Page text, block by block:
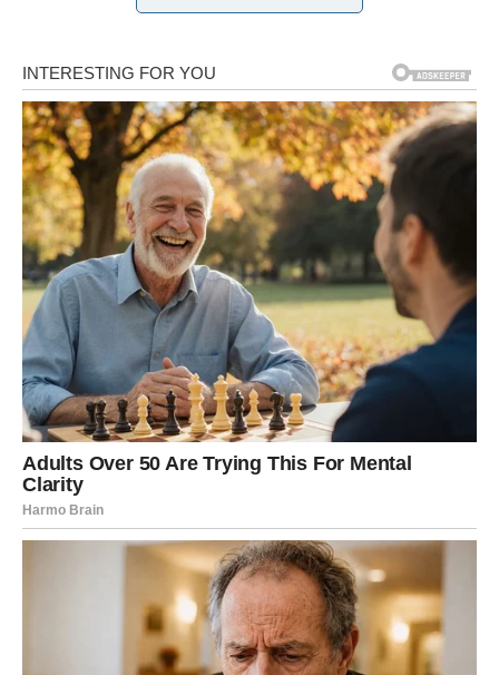
kao temelj zdravlja
Jedan od najpoznatijih japanskih principa prehrane dolazi s
otoka Okinawa, gdje živi jedan od najvećih brojeva
stogodišnjaka u svijetu. Izraz“hara hachi bu”znači
dok nisi 80% sit”. Ova jednostavna, ali moćna filozofija
prehrane potiče kontrolu porcije i svjesno jedenje.
Dok većina ljudi jede do potpune situacije ili čak prijetnje,
Okinawci prakticiraju umjerenost, čime smanjuju rizik od:
pretilosti
dijabetes tipa 2
kardiovaskularnih bolesti
Kako primijeniti ovaj princip u svakodnevnom životu?